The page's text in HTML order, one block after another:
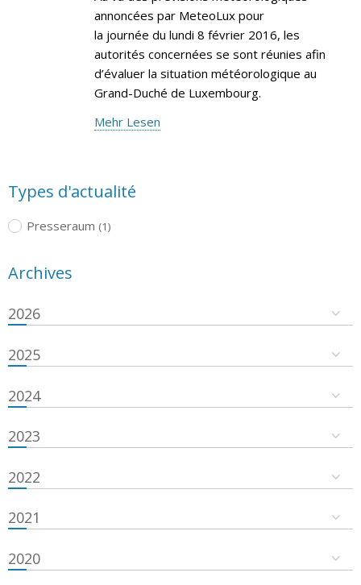
annoncées par MeteoLux pour
la journée du lundi 8 février 2016, les
autorités concernées se sont réunies afin
d’évaluer la situation météorologique au
Grand-Duché de Luxembourg.
Mehr Lesen
Types d'actualité
Presseraum (1)
Archives
2026
2025
2024
2023
2022
2021
2020